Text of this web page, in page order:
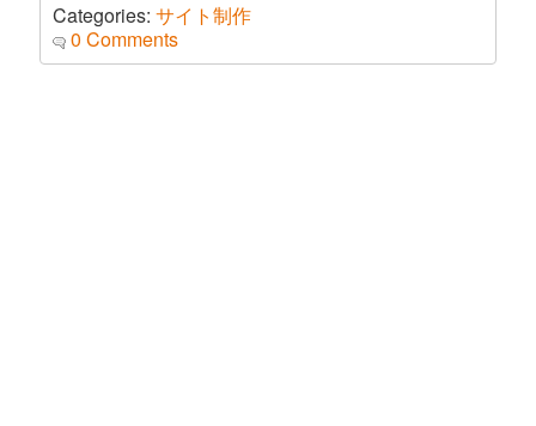
Categories: サイト制作
0 Comments